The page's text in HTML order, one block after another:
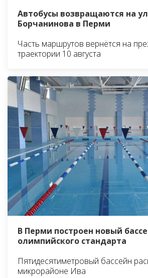
Автобусы возвращаются на
Борчанинова в Перми
Часть маршрутов вернётся на
траектории 10 августа
В Перми построен новый
олимпийского стандарта
Пятидесятиметровый бассейн
микрорайоне Ива